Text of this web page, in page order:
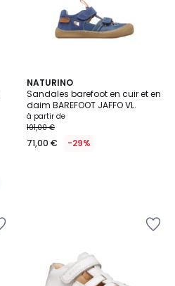
NATURINO
Sandales barefoot en cuir et en
daim BAREFOOT JAFFO VL.
à partir de
101,00 €
71,00 € -29%